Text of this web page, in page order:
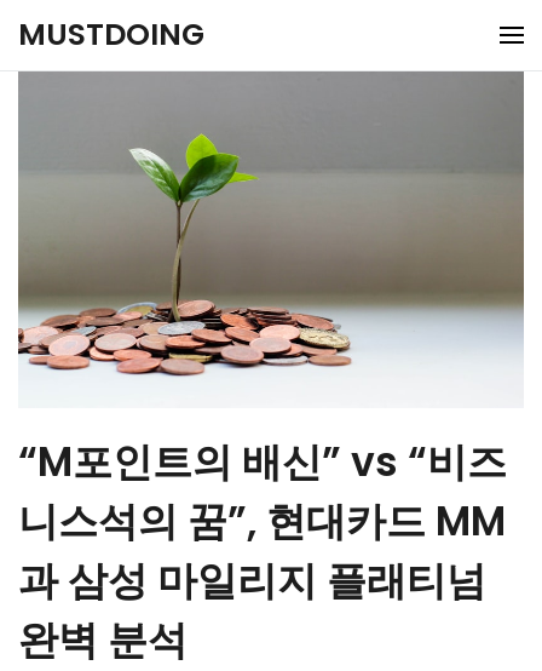
MUSTDOING
“M포인트의 배신” vs “비즈
니스석의 꿈”, 현대카드 MM
과 삼성 마일리지 플래티넘
완벽 분석